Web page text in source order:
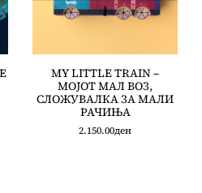
МY LITTLE TRAIN –
MOЈОТ МАЛ ВОЗ,
СЛОЖУВАЛКА ЗА МАЛИ
РАЧИЊА
2.150.00ден